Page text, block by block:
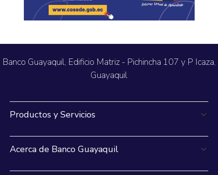
Banco Guayaquil, Edificio Matriz - Pichincha 107 y P Icaza,
Guayaquil
Productos y Servicios
Acerca de Banco Guayaquil